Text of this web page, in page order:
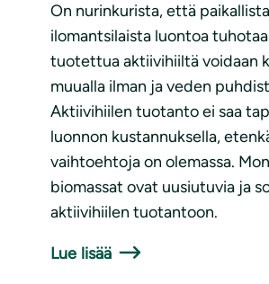
On nurinkurista, että paikallista
ilomantsilaista luontoa
tuotettua aktiivihiiltä voidaan
muualla ilman ja veden
Aktiivihiilen tuotanto ei saa
luonnon kustannuksella,
vaihtoehtoja on olemassa.
biomassat ovat uusiutuvia ja
aktiivihiilen tuotantoon.
Lue lisää